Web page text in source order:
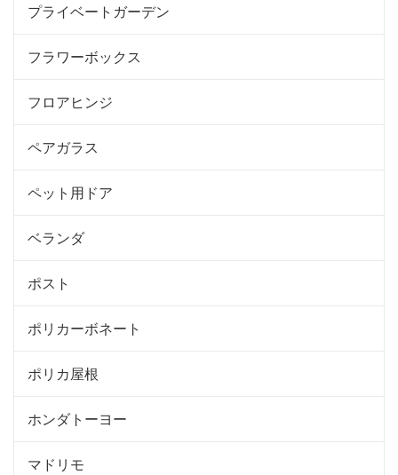
プライベートガーデン
フラワーボックス
フロアヒンジ
ペアガラス
ペット用ドア
ベランダ
ポスト
ポリカーボネート
ポリカ屋根
ホンダトーヨー
マドリモ